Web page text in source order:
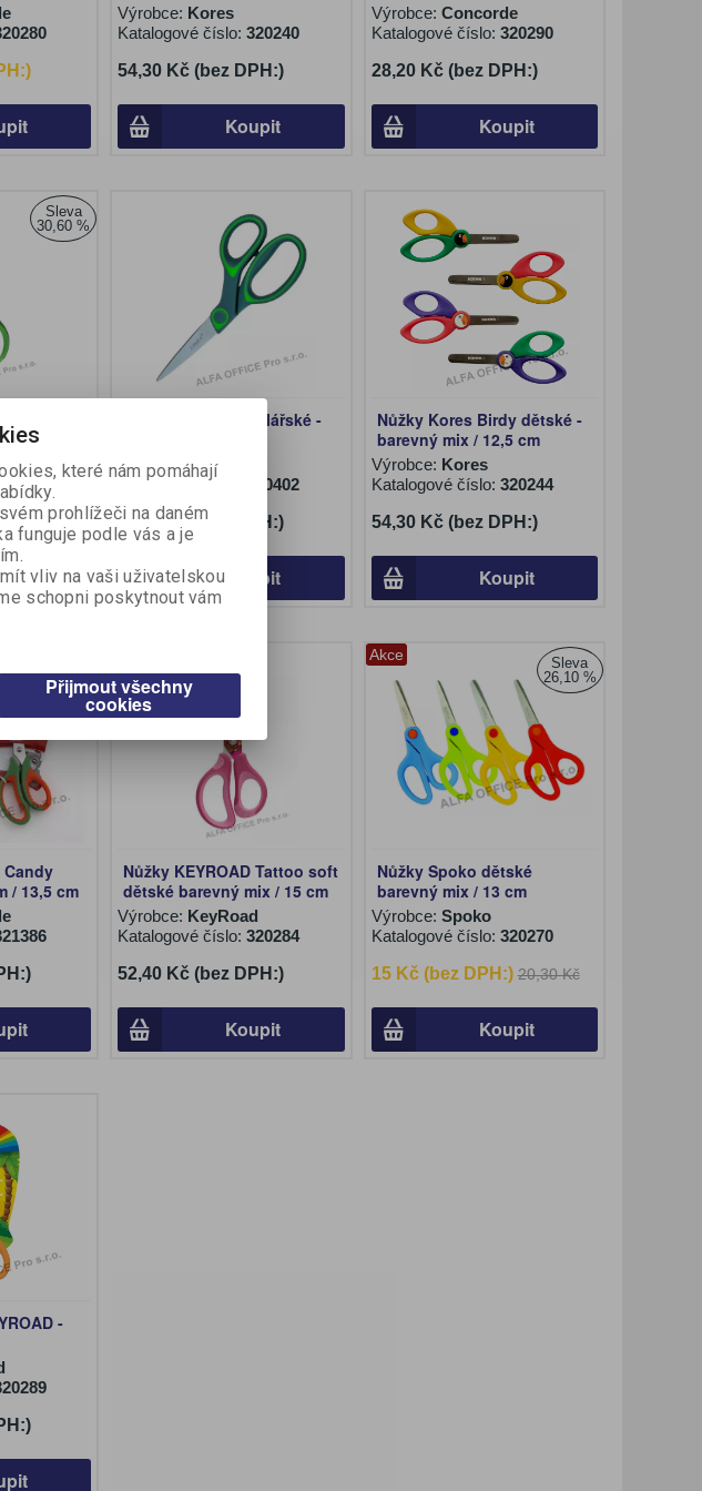
Výrobce: Kores
Katalogové číslo:320240
54,30 Kč (bez DPH:)
Koupit
Výrobce: Concorde
Katalogové číslo: 320290
28,20 Kč (bez DPH:)
Koupit
Sleva
30,60 %
Soft
Nůžky Linex kancelářské -
Výrobce:Linex
Katalogové číslo:
320402
99,50 Kč (bez DPH:)
Koupit
Nůžky Kores Birdy dětské -
barevný mix / 12,5 cm
Výrobce: Kores
Katalogové číslo: 320244
54,30 Kč (bez DPH:)
Koupit
Candy
/ 13,5 cm
Nůžky KEYROAD Tattoo soft
dětské barevný mix / 15 cm
Výrobce: KeyRoad
Katalogové číslo:320284
52,40 Kč (bez DPH:)
Koupit
Akce
Sleva
26,10 %
Nůžky Spoko dětské
barevný mix / 13 cm
Výrobce: Spoko
Katalogové číslo: 320270
15 Kč (bez DPH:) 20,30 Kč
Koupit
-
které nám pomáhají
prohlížeči na daném
funguje podle vás a je
vliv na vaši uživatelskou
schopni poskytnout vám
Přijmout všechny
cookies